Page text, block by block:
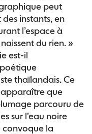
peut
instants, en
l’espace à
du rien. »
est-il
thaïlandais. Ce
apparaître que
parcouru de
sur l’eau noire
convoque la